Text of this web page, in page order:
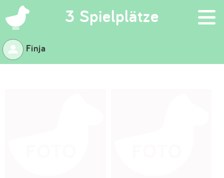
3 Spielplätze ×
Suchen
Finja